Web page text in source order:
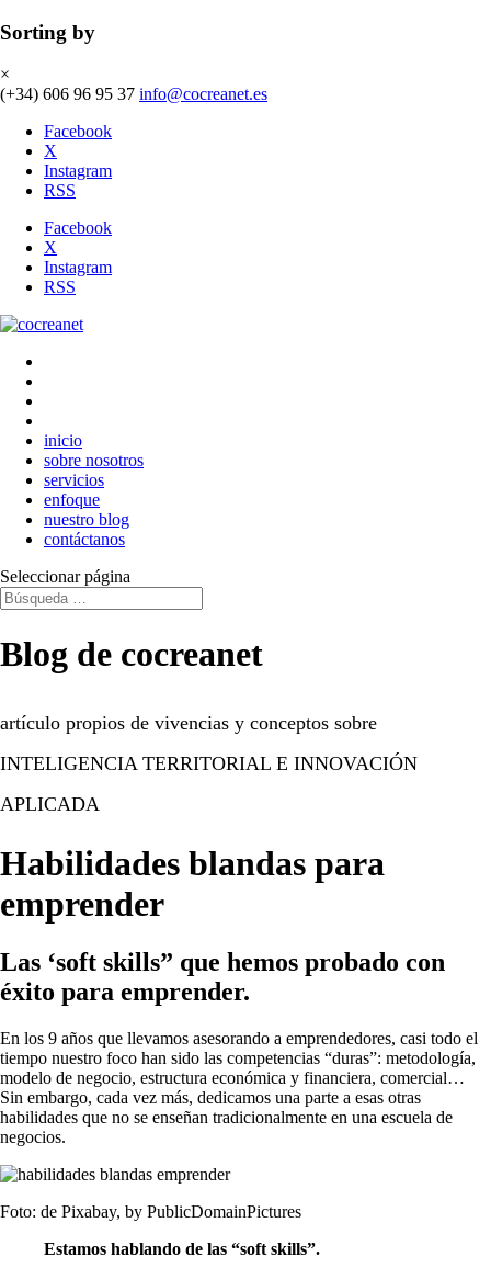
Sorting by
×
(+34) 606 96 95 37 info@cocreanet.es
Facebook
X
Instagram
RSS
Facebook
X
Instagram
RSS
inicio
sobre nosotros
servicios
enfoque
nuestro blog
contáctanos
Seleccionar página
Blog de cocreanet
artículo propios de vivencias y conceptos sobre
INTELIGENCIA TERRITORIAL E INNOVACIÓN
APLICADA
Habilidades blandas para
emprender
Las ‘soft skills” que hemos probado con
éxito para emprender.
En los 9 años que llevamos asesorando a emprendedores, casi todo el
tiempo nuestro foco han sido las competencias “duras”: metodología,
modelo de negocio, estructura económica y financiera, comercial…
Sin embargo, cada vez más, dedicamos una parte a esas otras
habilidades que no se enseñan tradicionalmente en una escuela de
negocios.
Foto: de Pixabay, by PublicDomainPictures
Estamos hablando de las “soft skills”.